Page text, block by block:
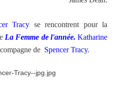
Tracy se rencontrent pour la
La Femme de l'année. Katharine
de Spencer Tracy.